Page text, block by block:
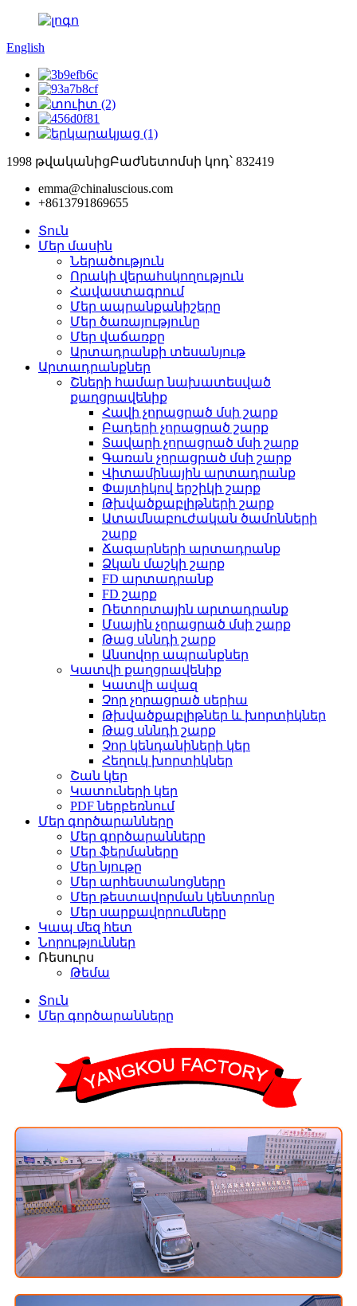
English
1998 թվականիցԲաժնետոմսի կոդ՝ 832419
emma@chinaluscious.com
+8613791869655
Տուն
Մեր մասին
Ներածություն
Որակի վերահսկողություն
Հավաստագրում
Մեր ապրանքանիշերը
Մեր ծառայությունը
Մեր վաճառքը
Արտադրանքի տեսանյութ
Արտադրանքներ
Շների համար նախատեսված
քաղցրավենիք
Հավի չորացրած մսի շարք
Բադերի չորացրած շարք
Տավարի չորացրած մսի շարք
Գառան չորացրած մսի շարք
Վիտամինային արտադրանք
Փայտիկով երշիկի շարք
Թխվածքաբլիթների շարք
Ատամնաբուժական ծամոնների
շարք
Ճագարների արտադրանք
Ձկան մաշկի շարք
FD արտադրանք
FD շարք
Ռետորտային արտադրանք
Մսային չորացրած մսի շարք
Թաց սննդի շարք
Անսովոր ապրանքներ
Կատվի քաղցրավենիք
Կատվի ավազ
Չոր չորացրած սերիա
Թխվածքաբլիթներ և խորտիկներ
Թաց սննդի շարք
Չոր կենդանիների կեր
Հեղուկ խորտիկներ
Շան կեր
Կատուների կեր
PDF ներբեռնում
Մեր գործարանները
Մեր գործարանները
Մեր ֆերմաները
Մեր նյութը
Մեր արհեստանոցները
Մեր թեստավորման կենտրոնը
Մեր սարքավորումները
Կապ մեզ հետ
Նորություններ
Ռեսուրս
Թեմա
Տուն
Մեր գործարանները